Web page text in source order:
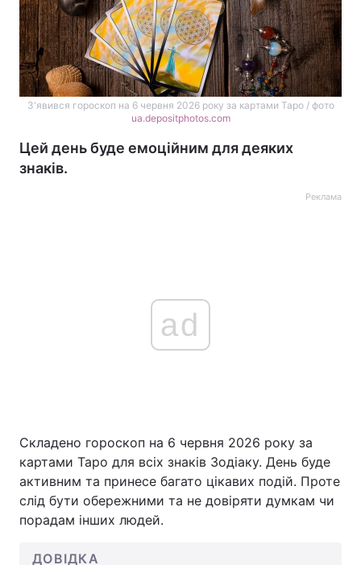
З'явився гороскоп на 6 червня 2026 року за картами Таро / фото
ua.depositphotos.com
Цей день буде емоційним для деяких
знаків.
Реклама
ad
Складено гороскоп на 6 червня 2026 року за
картами Таро для всіх знаків Зодіаку. День буде
активним та принесе багато цікавих подій. Проте
слід бути обережними та не довіряти думкам чи
порадам інших людей.
ДОВІДКА